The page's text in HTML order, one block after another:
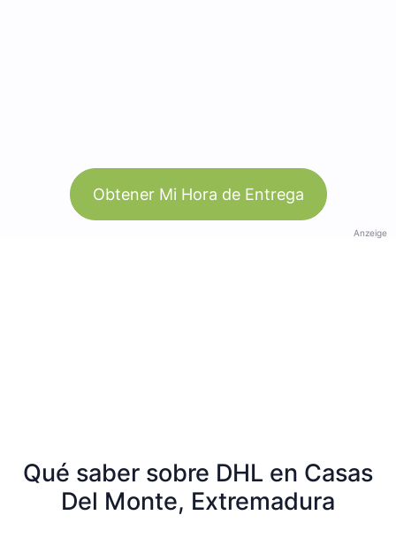
Obtener Mi Hora de Entrega
Anzeige
Qué saber sobre DHL en Casas
Del Monte, Extremadura